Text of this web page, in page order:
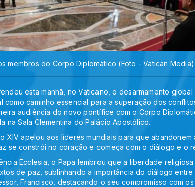
membros do Corpo Diplomático (Foto - Vatican Media)
esta manhã, no Vaticano, o desarmamento
como caminho essencial para a superação dos
audiência do novo pontífice com o Corpo
na Sala Clementina do Palácio Apostólico.
XIV apelou aos líderes mundiais para que abandonem
se constrói no coração e começa com o diálogo e o
Ecclesia, o Papa lembrou que a liberdade
de paz, sublinhando a importância do diálogo entre
Francisco, destacando o seu compromisso com